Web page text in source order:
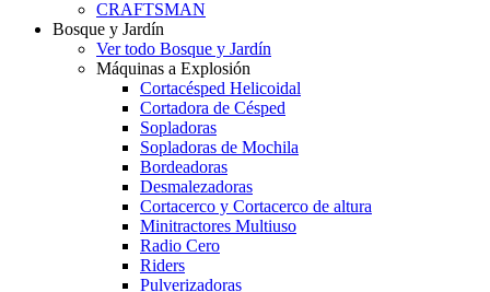
CRAFTSMAN
Bosque y Jardín
Ver todo Bosque y Jardín
Máquinas a Explosión
Cortacésped Helicoidal
Cortadora de Césped
Sopladoras
Sopladoras de Mochila
Bordeadoras
Desmalezadoras
Cortacerco y Cortacerco de altura
Minitractores Multiuso
Radio Cero
Riders
Pulverizadoras